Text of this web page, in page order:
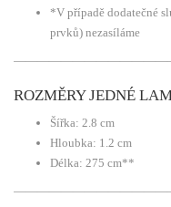
*V případě dodatečné
prvků) nezasíláme
ROZMĚRY JEDNÉ
Šířka: 2.8 cm
Hloubka: 1.2 cm
Délka: 275 cm**